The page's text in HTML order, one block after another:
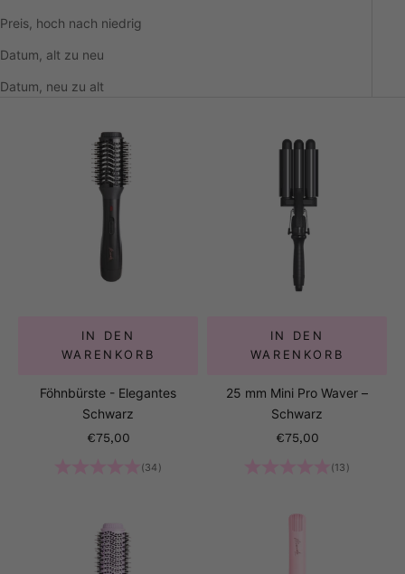
Preis, hoch nach niedrig
Datum, alt zu neu
Datum, neu zu alt
IN DEN
WARENKORB
Föhnbürste - Elegantes
Schwarz
Angebot
€75,00
(34)
IN DEN
WARENKORB
25 mm Mini Pro Waver –
Schwarz
Angebot
€75,00
(13)